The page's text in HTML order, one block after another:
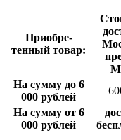
Приобре­
тенный товар:
На сумму до 6
000 рублей
На сумму от 6
000 рублей